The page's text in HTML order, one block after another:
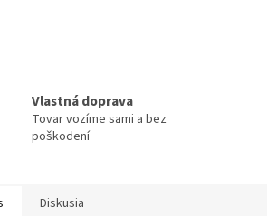
Vlastná doprava
Tovar vozíme sami a bez
poškodení
Diskusia